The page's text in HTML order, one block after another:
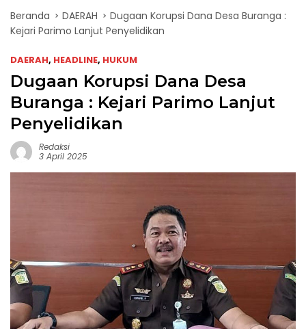
Beranda DAERAH
Dugaan Korupsi Dana Desa Buranga :
Kejari Parimo Lanjut Penyelidikan
DAERAH, HEADLINE, HUKUM
Dugaan Korupsi Dana Desa
Buranga : Kejari Parimo Lanjut
Penyelidikan
Redaksi
3 April 2025